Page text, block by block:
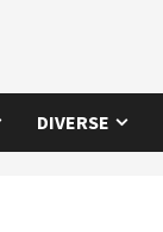
DIVERSE